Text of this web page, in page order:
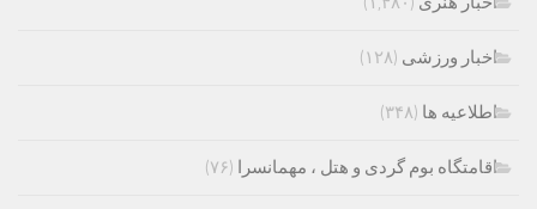
اخبار ورزشی (۱۲۸)
اطلاعیه ها (۳۴۸)
اقامتگاه بوم گردی و هتل ، مهمانسرا (۷۶)